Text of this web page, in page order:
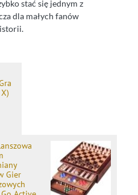
stać się jednym z
dla małych fanów
Gier